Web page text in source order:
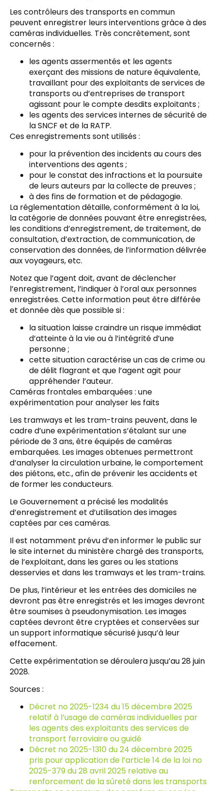
Les contrôleurs des transports en commun
peuvent enregistrer leurs interventions grâce à des
caméras individuelles. Très concrètement, sont
concernés :
les agents assermentés et les agents
exerçant des missions de nature équivalente,
travaillant pour des exploitants de services de
transports ou d’entreprises de transport
agissant pour le compte desdits exploitants ;
les agents des services internes de sécurité de
la SNCF et de la RATP.
Ces enregistrements sont utilisés :
pour la prévention des incidents au cours des
interventions des agents ;
pour le constat des infractions et la poursuite
de leurs auteurs par la collecte de preuves ;
à des fins de formation et de pédagogie.
La réglementation détaille, conformément à la loi,
la catégorie de données pouvant être enregistrées,
les conditions d’enregistrement, de traitement, de
consultation, d’extraction, de communication, de
conservation des données, de l’information délivrée
aux voyageurs, etc.
Notez que l’agent doit, avant de déclencher
l’enregistrement, l’indiquer à l’oral aux personnes
enregistrées. Cette information peut être différée
et donnée dès que possible si :
la situation laisse craindre un risque immédiat
d’atteinte à la vie ou à l’intégrité d’une
personne ;
cette situation caractérise un cas de crime ou
de délit flagrant et que l’agent agit pour
appréhender l’auteur.
Caméras frontales embarquées : une
expérimentation pour analyser les faits
Les tramways et les tram-trains peuvent, dans le
cadre d’une expérimentation s’étalant sur une
période de 3 ans, être équipés de caméras
embarquées. Les images obtenues permettront
d’analyser la circulation urbaine, le comportement
des piétons, etc., afin de prévenir les accidents et
de former les conducteurs.
Le Gouvernement a précisé les modalités
d’enregistrement et d’utilisation des images
captées par ces caméras.
Il est notamment prévu d’en informer le public sur
le site internet du ministère chargé des transports,
de l’exploitant, dans les gares ou les stations
desservies et dans les tramways et les tram-trains.
De plus, l’intérieur et les entrées des domiciles ne
devront pas être enregistrés et les images devront
être soumises à pseudonymisation. Les images
captées devront être cryptées et conservées sur
un support informatique sécurisé jusqu’à leur
effacement.
Cette expérimentation se déroulera jusqu’au 28 juin
2028.
Sources :
Décret no 2025-1234 du 15 décembre 2025
relatif à l’usage de caméras individuelles par
les agents des exploitants des services de
transport ferroviaire ou guidé
Décret no 2025-1310 du 24 décembre 2025
pris pour application de l’article 14 de la loi no
2025-379 du 28 avril 2025 relative au
renforcement de la sûreté dans les transports